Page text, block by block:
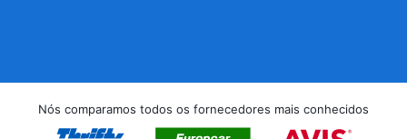
Nós comparamos todos os fornecedores mais conhecidos